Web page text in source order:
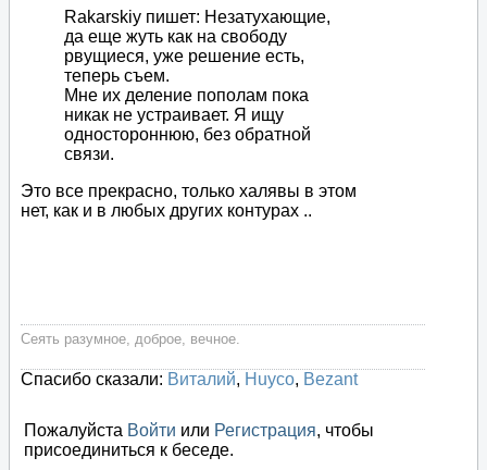
Rakarskiy пишет: Незатухающие,
да еще жуть как на свободу
рвущиеся, уже решение есть,
теперь съем.
Мне их деление пополам пока
никак не устраивает. Я ищу
одностороннюю, без обратной
связи.
Это все прекрасно, только халявы в этом
нет, как и в любых других контурах ..
Сеять разумное, доброе, вечное.
Спасибо сказали: Виталий, Huyco, Bezant
Пожалуйста Войти или Регистрация, чтобы
присоединиться к беседе.